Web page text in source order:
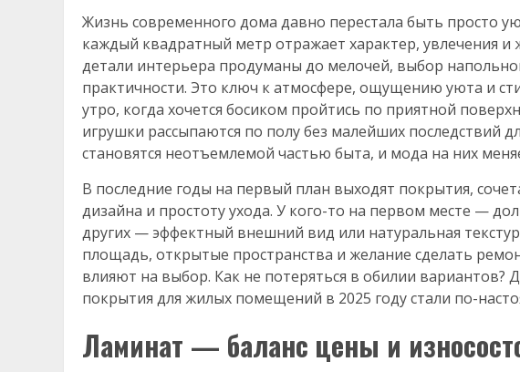
Жизнь современного дома давно перестала быть просто
каждый квадратный метр отражает характер, увлечения и
детали интерьера продуманы до мелочей, выбор
практичности. Это ключ к атмосфере, ощущению уюта и
утро, когда хочется босиком пройтись по приятной
игрушки рассыпаются по полу без малейших последствий
становятся неотъемлемой частью быта, и мода на них
В последние годы на первый план выходят покрытия,
дизайна и простоту ухода. У кого-то на первом месте —
других — эффектный внешний вид или натуральная
площадь, открытые пространства и желание сделать
влияют на выбор. Как не потеряться в обилии вариантов?
покрытия для жилых помещений в 2025 году стали по-
Ламинат — баланс цены и